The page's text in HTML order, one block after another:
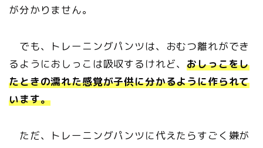
が分かりません。
でも、トレーニングパンツは、おむつ離れができ
るようにおしっこは吸収するけれど、おしっこをし
たときの濡れた感覚が子供に分かるように作られて
います。
ただ、トレーニングパンツに代えたらすごく嫌が